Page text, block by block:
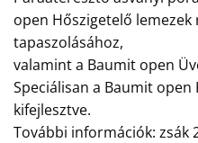
open Hőszigetelő lemezek
tapaszolásához,
valamint a Baumit open
Speciálisan a Baumit
kifejlesztve.
További információk: zsák